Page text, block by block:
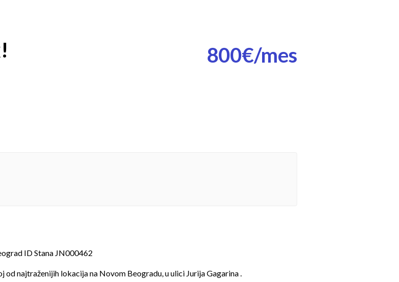
800€/mes
ID Stana JN000462
od najtraženijih lokacija na Novom Beogradu, u ulici Jurija Gagarina .